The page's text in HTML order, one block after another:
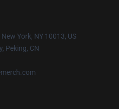
York, NY 10013, US
Peking, CN